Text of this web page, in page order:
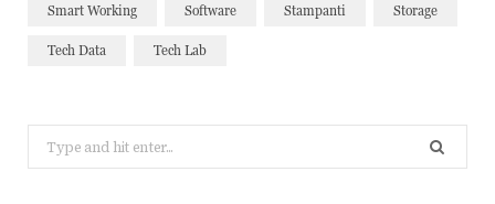
Smart Working Software Stampanti Storage
Tech Data Tech Lab
for: